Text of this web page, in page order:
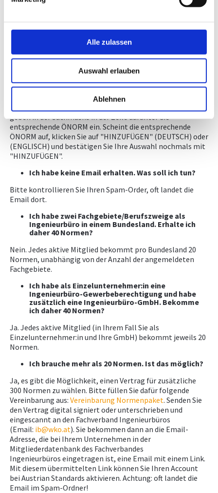
Alle zulassen
Auswahl erlauben
Ablehnen
. Achtung: oft landet die Email
an; Sie müssen dann den Nutzungsbedingungen zustimmen
und kommen dann zur Website des ASI.
Ich habe die Email erhalten und mich über den Link
beim ASI registriert. Wo kann ich nun meine 20
Normen auswählen?
Klicken Sie links oben auf das "Personen-Icon" und wählen
Sie in Ihren Anwendungen "MEINNORMENPAKET". Gehen
Sie dann links oben auf "DOKUMENTE HINZUFÜGEN" und
geben in der Suchmaske in der Zeile darunter die
entsprechende ÖNORM ein. Scheint die entsprechende
ÖNORM auf, klicken Sie auf "HINZUFÜGEN" (DEUTSCH) oder
(ENGLISCH) und bestätigen Sie Ihre Auswahl nochmals mit
"HINZUFÜGEN".
Ich habe keine Email erhalten. Was soll ich tun?
Bitte kontrollieren Sie Ihren Spam-Order, oft landet die
Email dort.
Ich habe zwei Fachgebiete/Berufszweige als
Ingenieurbüro in einem Bundesland. Erhalte ich
daher 40 Normen?
Nein. Jedes aktive Mitglied bekommt pro Bundesland 20
Normen, unabhängig von der Anzahl der angemeldeten
Fachgebiete.
Ich habe als Einzelunternehmer:in eine
Ingenieurbüro-Gewerbeberechtigung und habe
zusätzlich eine Ingenieurbüro-GmbH. Bekomme
ich daher 40 Normen?
Ja. Jedes aktive Mitglied (in Ihrem Fall Sie als
Einzelunternehmer:in und Ihre GmbH) bekommt jeweils 20
Normen.
Ich brauche mehr als 20 Normen. Ist das möglich?
Ja, es gibt die Möglichkeit, einen Vertrag für zusätzliche
300 Normen zu wählen. Bitte füllen Sie dafür folgende
Vereinbarung aus: Vereinbarung Normenpaket. Senden Sie
den Vertrag digital signiert oder unterschrieben und
eingescannt an den Fachverband Ingenieurbüros
(Email: ib@wko.at). Sie bekommen dann an die Email-
Adresse, die bei Ihrem Unternehmen in der
Mitgliederdatenbank des Fachverbandes
Ingenieurbüros eingetragen ist, eine Email mit einem Link.
Mit diesem übermittelten Link können Sie Ihren Account
bei Austrian Standards aktivieren. Achtung: oft landet die
Email im Spam-Ordner!